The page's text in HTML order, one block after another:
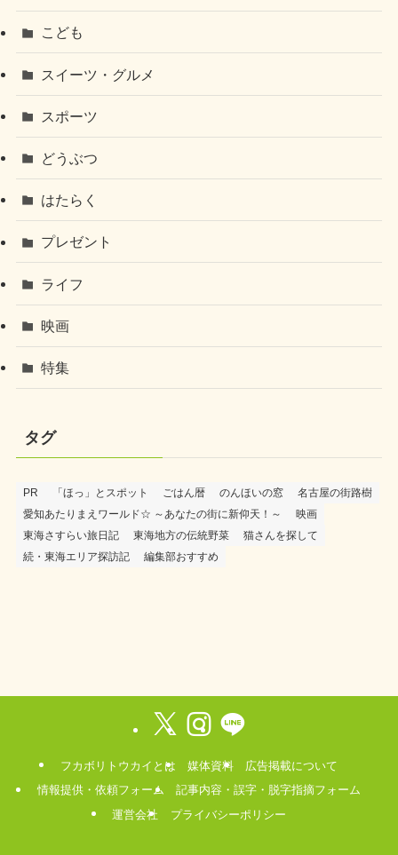
こども
スイーツ・グルメ
スポーツ
どうぶつ
はたらく
プレゼント
ライフ
映画
特集
タグ
PR 「ほっ」とスポット ごはん暦 のんほいの窓
名古屋の街路樹
愛知あたりまえワールド☆ ～あなたの街に新仰天！～
映画
東海さすらい旅日記
東海地方の伝統野菜
猫さんを探して
続・東海エリア探訪記
編集部おすすめ
フカボリトウカイとは 媒体資料
広告掲載について
情報提供・依頼フォーム
記事内容・誤字・脱字指摘フォーム
運営会社
プライバシーポリシー